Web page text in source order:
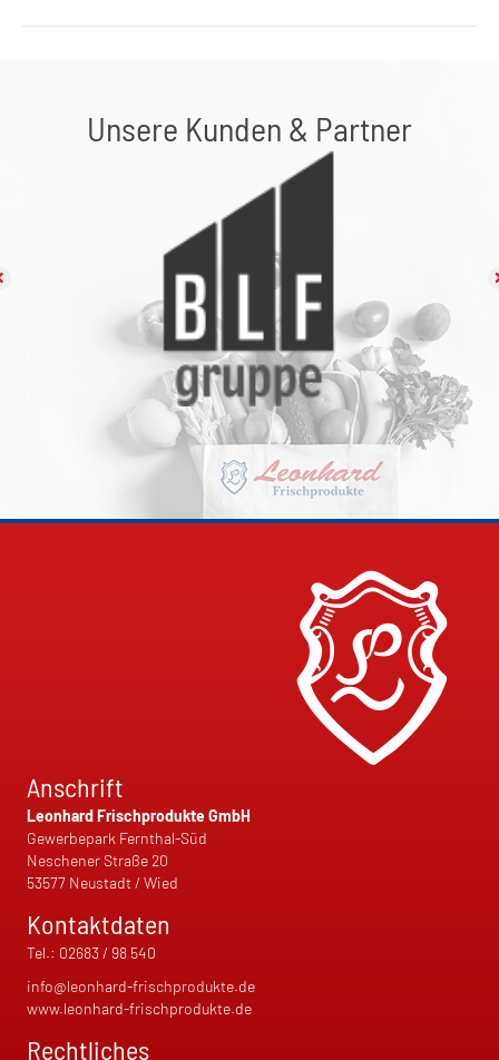
Unsere Kunden & Partner
Anschrift
Leonhard Frischprodukte GmbH
Gewerbepark Fernthal-Süd
Neschener Straße 20
53577 Neustadt / Wied
Kontaktdaten
Tel.: 02683 / 98 540
info@leonhard-frischprodukte.de
www.leonhard-frischprodukte.de
Rechtliches